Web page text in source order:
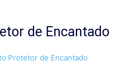
de Encantado
Protetor de Encantado